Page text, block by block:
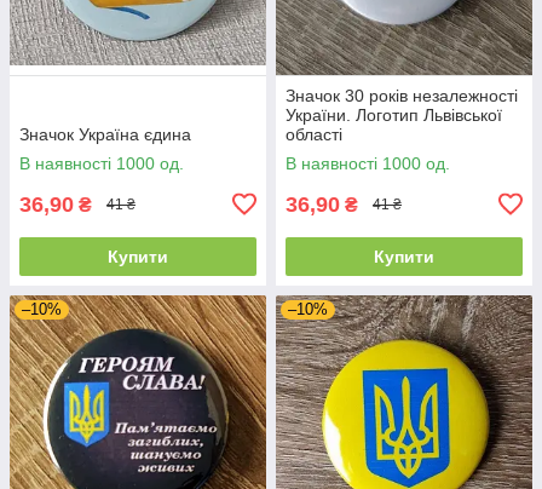
Значок Україна єдина
В наявності 1000 од.
36,90 ₴ 41 ₴
Купити
Значок 30 років незалежності
України. Логотип Львівської
області
В наявності 1000 од.
36,90 ₴ 41 ₴
Купити
–10% –10%